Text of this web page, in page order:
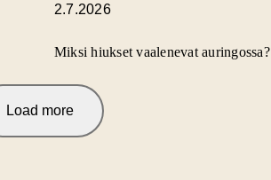
2.7.2026
Miksi hiukset vaalenevat auringossa?
Load more